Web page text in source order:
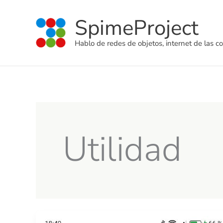
contenido
SpimeProject
Hablo de redes de objetos, internet de las
Utilidad
Como